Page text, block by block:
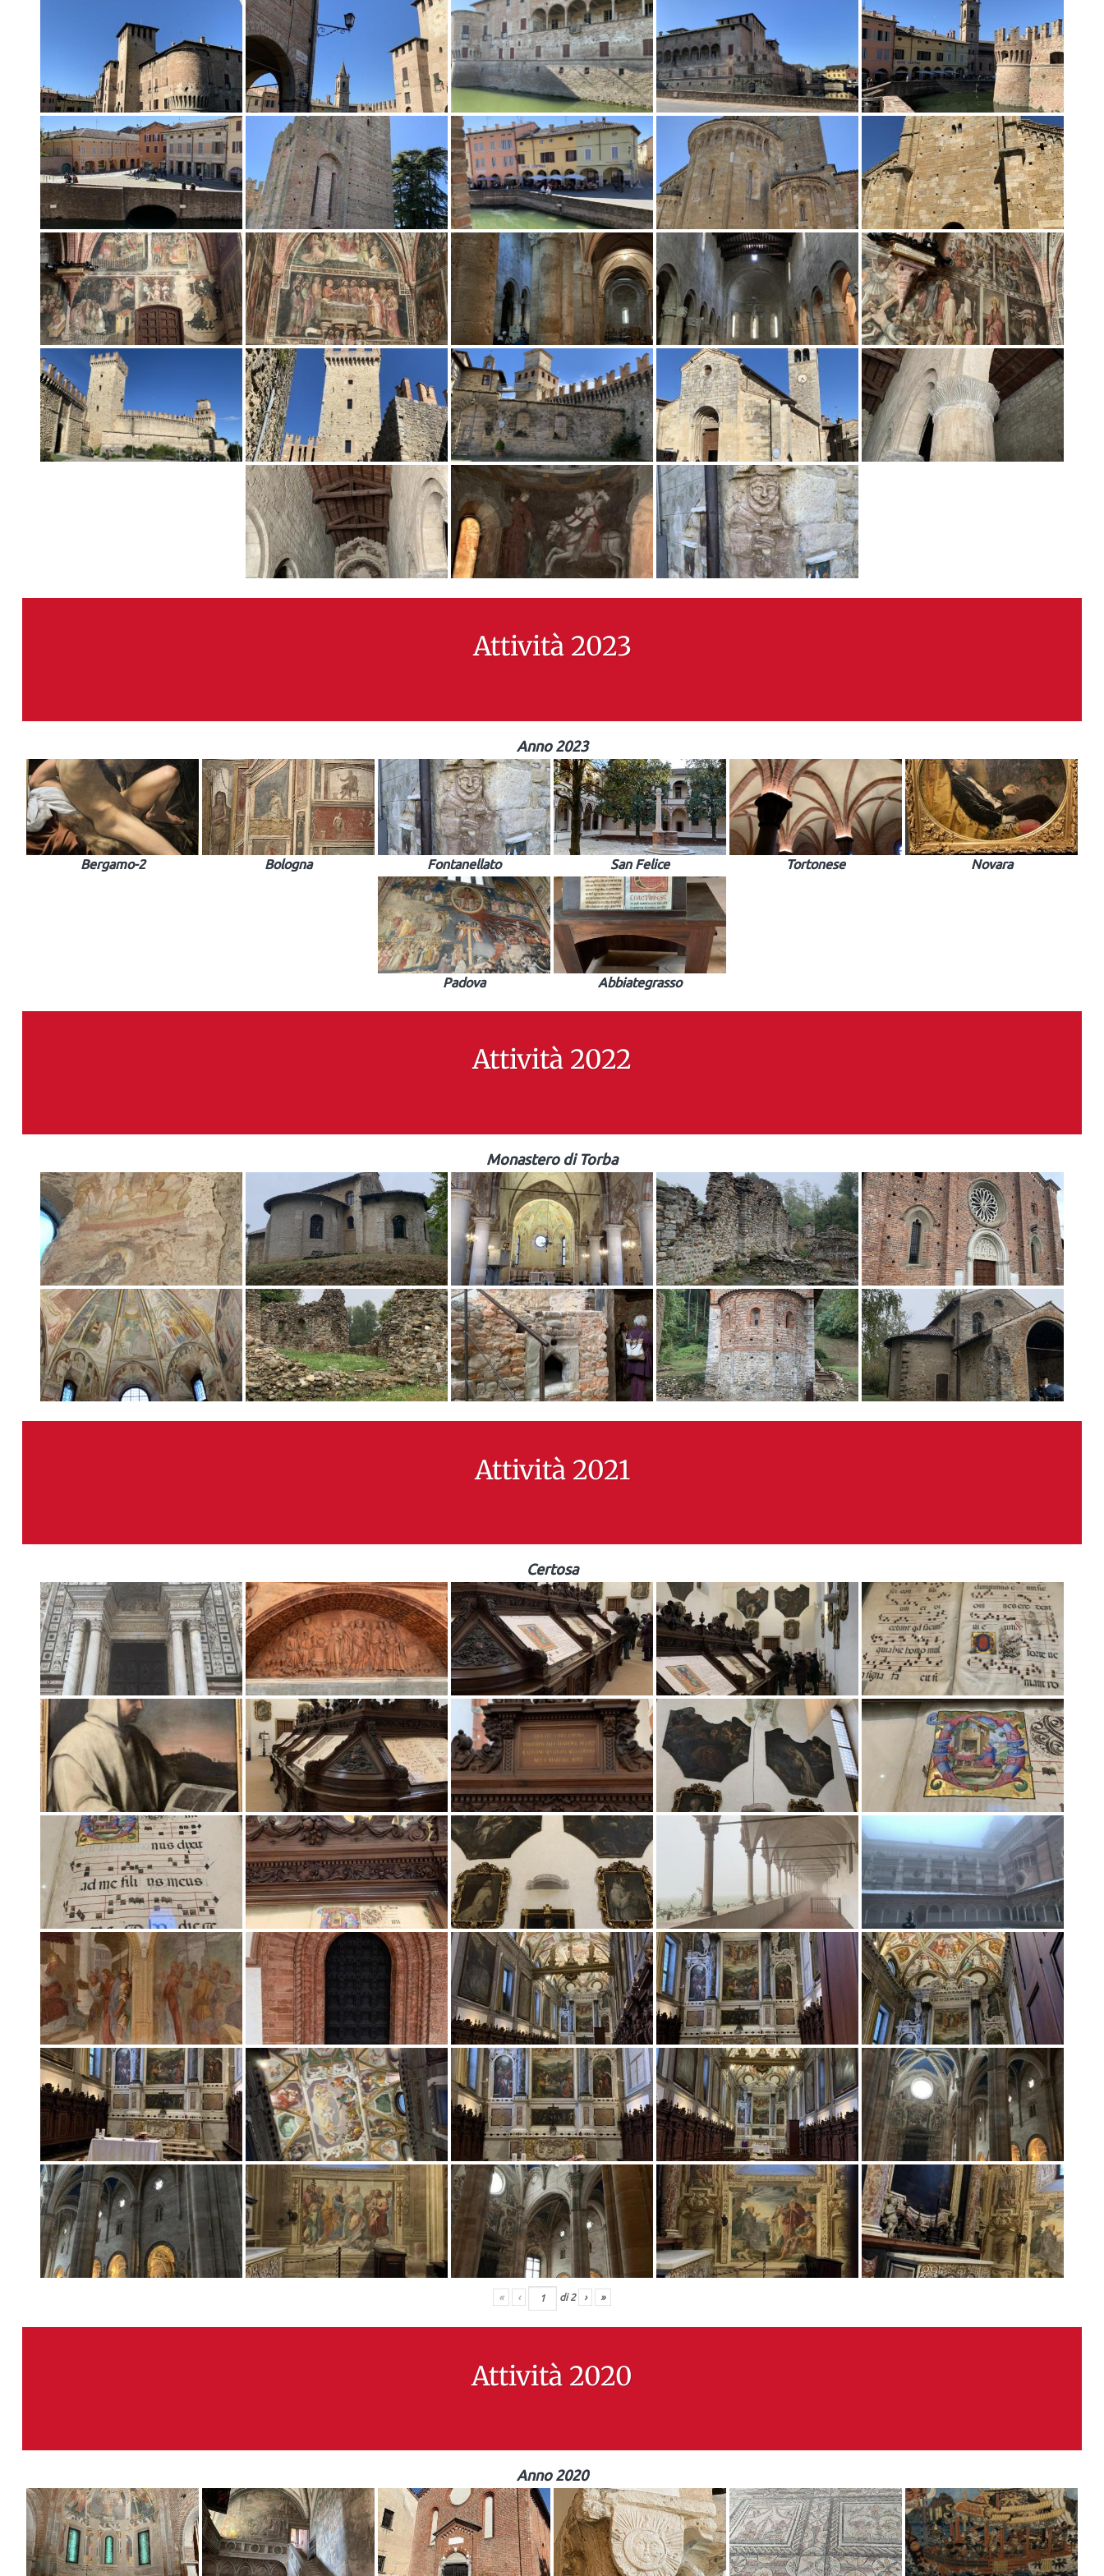
Attività 2023
Anno 2023
Bergamo-2 Bologna Fontanellato San Felice Tortonese Novara
Padova Abbiategrasso
Attività 2022
Monastero di Torba
Attività 2021
Certosa
« ‹ di2 › »
Attività 2020
Anno 2020